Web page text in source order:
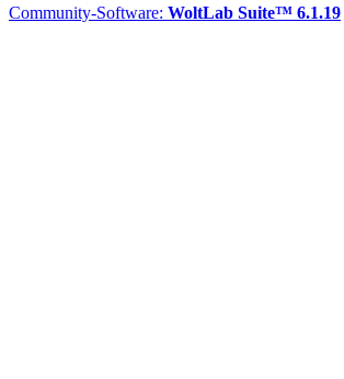
Community-Software: WoltLab Suite™ 6.1.19